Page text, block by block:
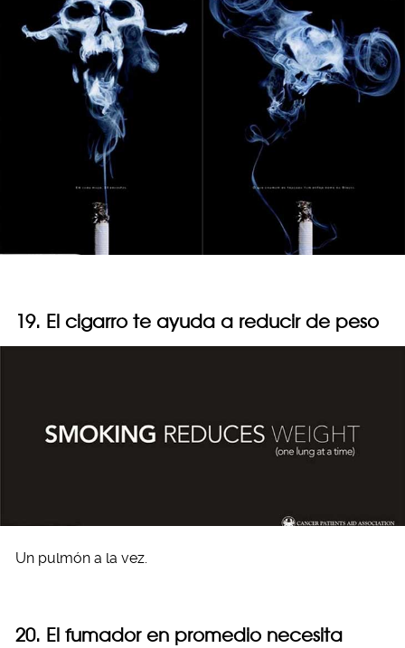
19. El cigarro te ayuda a reducir de peso
Un pulmón a la vez.
20. El fumador en promedio necesita